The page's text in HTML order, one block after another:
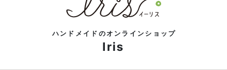
ハンドメイドのオンラインショップ
Iris